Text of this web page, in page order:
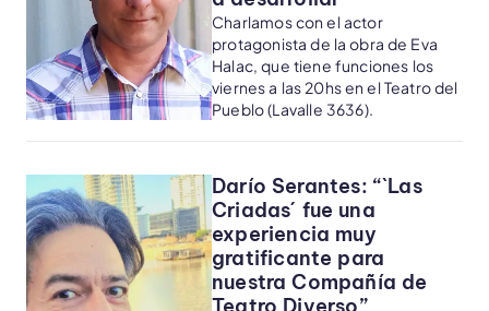
Charlamos con el actor
protagonista de la obra de Eva
Halac, que tiene funciones los
viernes a las 20hs en el Teatro del
Pueblo (Lavalle 3636).
Darío Serantes: “`Las
Criadas´ fue una
experiencia muy
gratificante para
nuestra Compañía de